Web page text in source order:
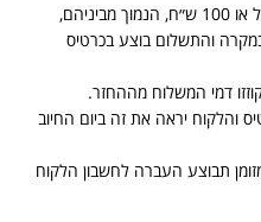
הכסף ששולם יוחזר למעט 5% דמי ביטול או 100 ש״ח, הנמוך מביניהם,
והתשלום בוצע בכרטיס
דמי המשלוח מההחזר.
והלקוח יראה את זה ביום החיוב
תבוצע העברה לחשבון הלקוח